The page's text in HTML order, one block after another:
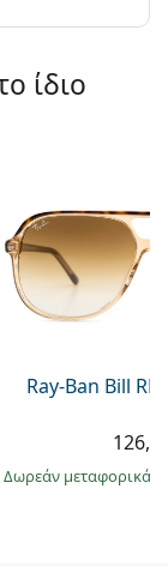
ίδιο
Ray-Ban Bill
Δωρεάν μεταφορικά